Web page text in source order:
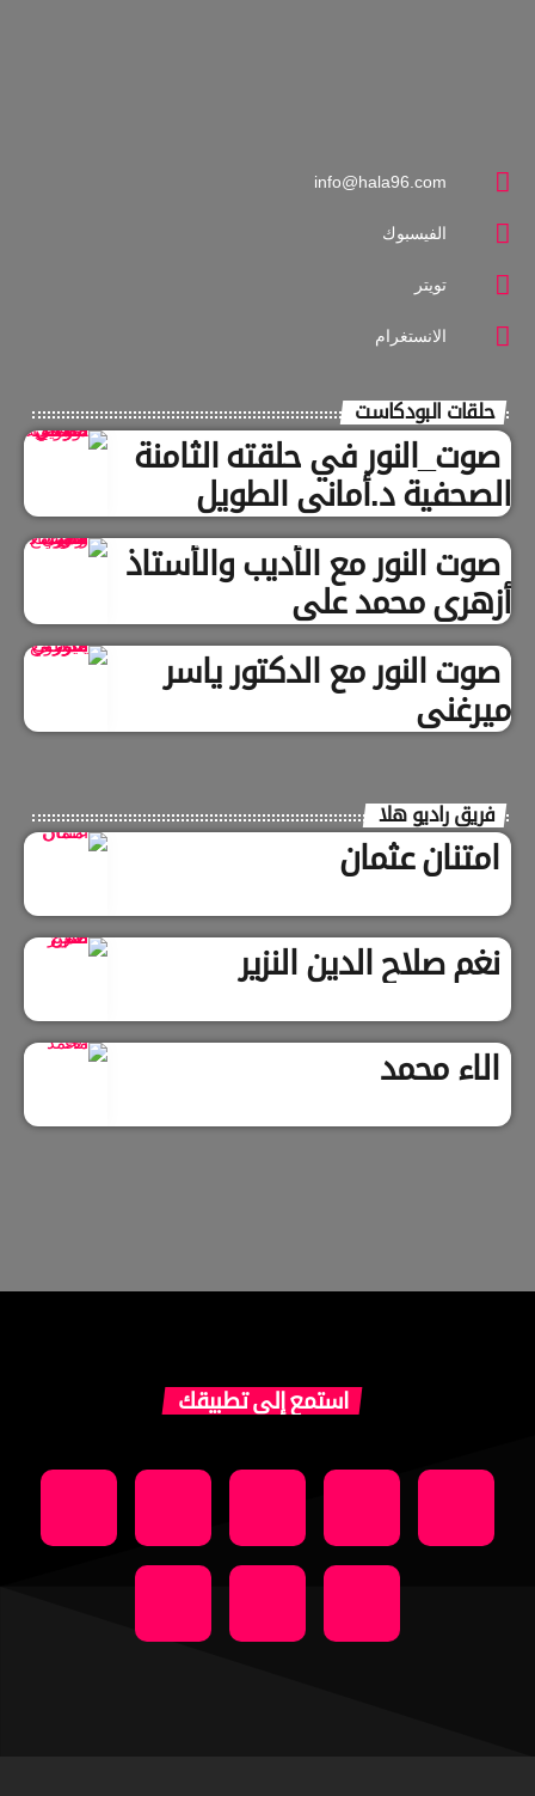
info@hala96.com
الفيسبوك
تويتر
الانستغرام
حلقات البودكاست
صوت_النور في حلقته الثامنة
الصحفية د.أماني الطويل
صوت النور مع الأديب والأستاذ
أزهري محمد علي
صوت النور مع الدكتور ياسر
ميرغني
فريق راديو هلا
امتنان عثمان
نغم صلاح الدين النزير
الاء محمد
استمع إلى تطبيقك